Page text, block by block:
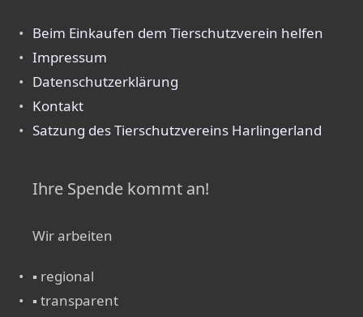
Beim Einkaufen dem Tierschutzverein helfen
Impressum
Datenschutzerklärung
Kontakt
Satzung des Tierschutzvereins Harlingerland
Ihre Spende kommt an!
Wir arbeiten
▪ regional
▪ transparent